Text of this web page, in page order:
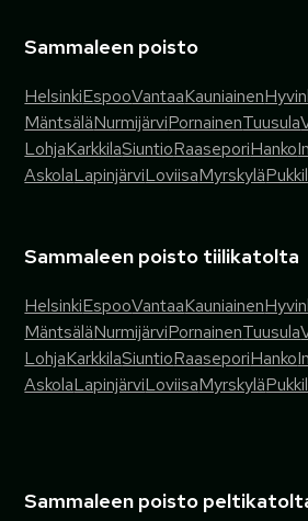
Sammaleen poisto
HelsinkiEspooVantaaKauniainen
MäntsäläNurmijärviPornainenTuusula
LohjaKarkkilaSiuntioRaaseporiHanko
AskolaLapinjärviLoviisaMyrskylä
Sammaleen poisto tiilikatolta
HelsinkiEspooVantaaKauniainen
MäntsäläNurmijärviPornainenTuusula
LohjaKarkkilaSiuntioRaaseporiHanko
AskolaLapinjärviLoviisaMyrskylä
Sammaleen poisto